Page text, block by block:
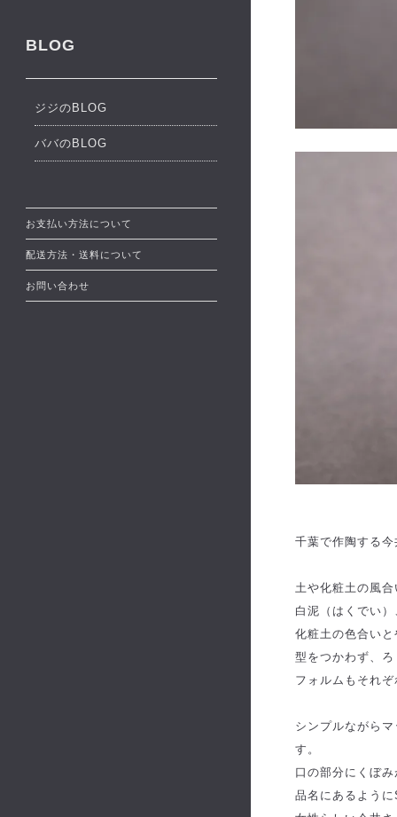
千葉で作陶する
土や化粧土の風
白泥（はくでい
化粧土の色合い
型をつかわず、
フォルムもそれ
シンプルながら
す。
口の部分にくぼ
品名にあるよう
BLOG
ジジのBLOG
ババのBLOG
お支払い方法について
配送方法・送料について
お問い合わせ